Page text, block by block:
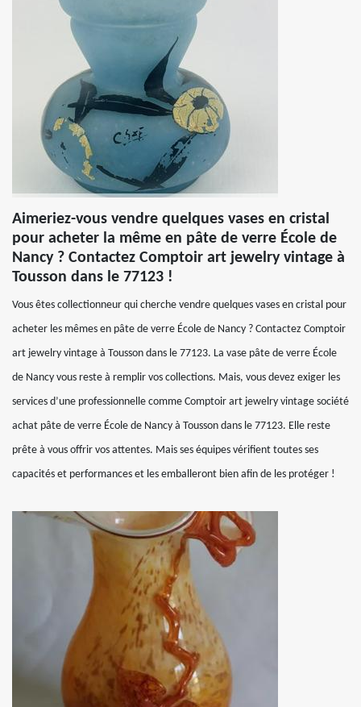
Aimeriez-vous vendre quelques vases en cristal
pour acheter la même en pâte de verre École de
Nancy ? Contactez Comptoir art jewelry vintage à
Tousson dans le 77123 !
Vous êtes collectionneur qui cherche vendre quelques vases en cristal pour
acheter les mêmes en pâte de verre École de Nancy ? Contactez Comptoir
art jewelry vintage à Tousson dans le 77123. La vase pâte de verre École
de Nancy vous reste à remplir vos collections. Mais, vous devez exiger les
services d’une professionnelle comme Comptoir art jewelry vintage société
achat pâte de verre École de Nancy à Tousson dans le 77123. Elle reste
prête à vous offrir vos attentes. Mais ses équipes vérifient toutes ses
capacités et performances et les emballeront bien afin de les protéger !